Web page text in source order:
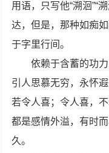
用语，只写他“溯洄”“
达，但是，那种如痴
于字里行间。
依赖于含蓄的功力
引人思慕无穷，永怀
若令人喜；令人喜，
都是感情外溢，有时
久。